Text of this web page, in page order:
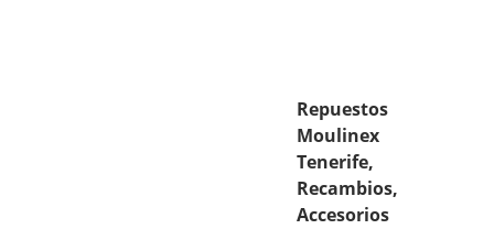
Repuestos
Moulinex
Tenerife,
Recambios,
Accesorios